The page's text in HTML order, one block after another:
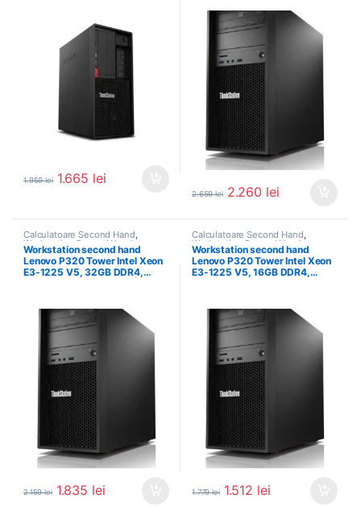
1.959lei 1.665 lei
2.659lei 2.260 lei
Calculatoare Second Hand,
Workstation Second Hand
Workstation second hand
Lenovo P320 Tower Intel Xeon
E3-1225 V5, 32GB DDR4,…
2.159lei 1.835 lei
Calculatoare Second Hand,
Workstation Second Hand
Workstation second hand
Lenovo P320 Tower Intel Xeon
E3-1225 V5, 16GB DDR4,…
1.779lei 1.512 lei